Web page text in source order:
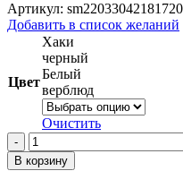
Артикул:
Добавить в список желаний
Цвет
Хаки
черный
Белый
верблюд
Очистить
Количество
товара
Мужские
В корзину